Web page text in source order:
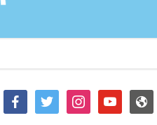
facebooktwitter instagramyoutubeadmin-
site